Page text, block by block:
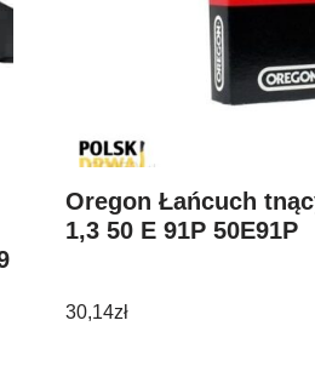
Oregon Łańcuch
1,3 50 E 91P 50E91P
30,14zł